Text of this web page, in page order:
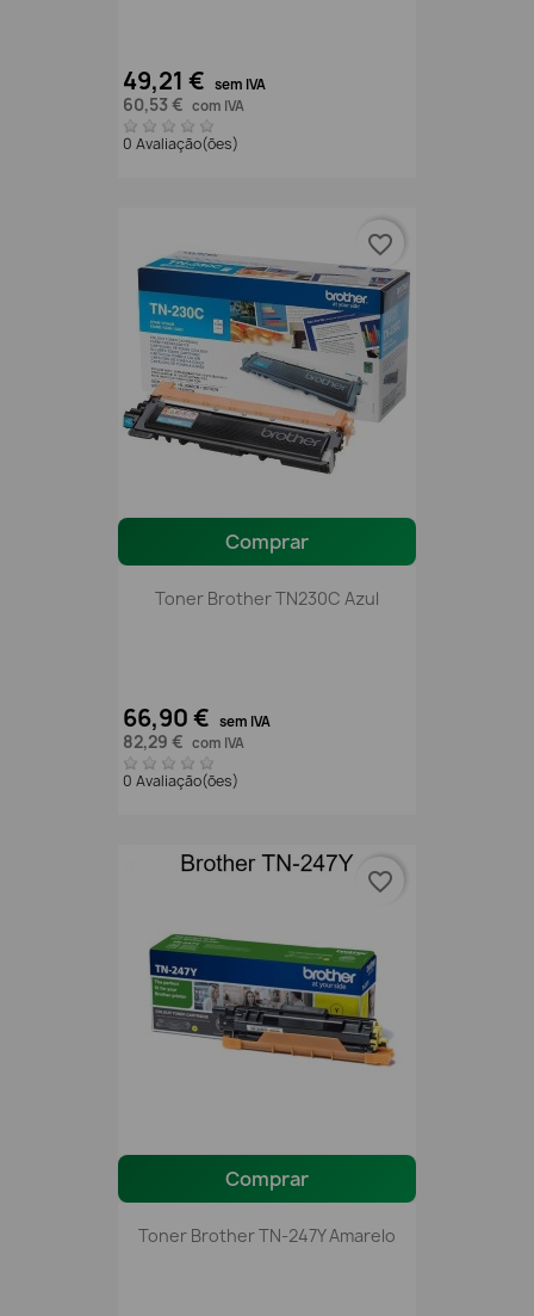
49,21 € sem IVA
60,53 € com IVA
0 Avaliação(ões)
Comprar
Toner Brother TN230C Azul
66,90 € sem IVA
82,29 € com IVA
0 Avaliação(ões)
favorite_border
Comprar
Toner Brother TN-247Y Amarelo
favorite_border